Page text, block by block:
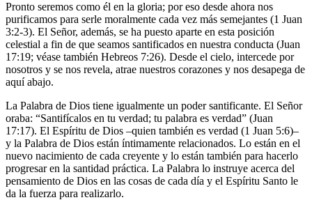
Pronto seremos como él en la gloria; por eso desde ahora nos
purificamos para serle moralmente cada vez más semejantes (1 Juan
3:2-3). El Señor, además, se ha puesto aparte en esta posición
celestial a fin de que seamos santificados en nuestra conducta (Juan
17:19; véase también Hebreos 7:26). Desde el cielo, intercede por
nosotros y se nos revela, atrae nuestros corazones y nos desapega de
aquí abajo.
La Palabra de Dios tiene igualmente un poder santificante. El Señor
oraba: “Santifícalos en tu verdad; tu palabra es verdad” (Juan
17:17). El Espíritu de Dios –quien también es verdad (1 Juan 5:6)–
y la Palabra de Dios están íntimamente relacionados. Lo están en el
nuevo nacimiento de cada creyente y lo están también para hacerlo
progresar en la santidad práctica. La Palabra lo instruye acerca del
pensamiento de Dios en las cosas de cada día y el Espíritu Santo le
da la fuerza para realizarlo.